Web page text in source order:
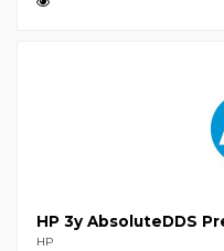
HP 3y AbsoluteDDS
HP